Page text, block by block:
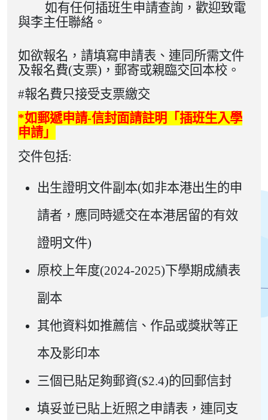
如有任何插班生申請查詢，歡迎致電
與李主任聯絡。
如欲報名，請填寫申請表、連同所需文件
及報名費(支票)，郵寄或親臨交回本校。
#報名費只接受支票繳交
*如郵遞申請-信封面請註明 「插班生入學
申請」
交件包括:
出生證明文件副本(如非本港出生的申
請者，應同時遞交在本港居留的有效
證明文件)
原校上年度(2024-2025)下學期成績表
副本
其他資料如推薦信、作品或獎狀等正
本及影印本
三個已貼足夠郵資($2.4)的回郵信封
填妥並已貼上近照之申請表，連同支